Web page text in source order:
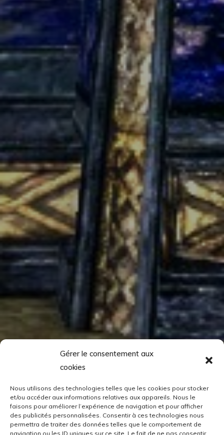
Gérer le consentement aux
cookies
Nous utilisons des technologies telles que les cookies pour stocker
et/ou accéder aux informations relatives aux appareils. Nous le
faisons pour améliorer l’expérience de navigation et pour afficher
des publicités personnalisées. Consentir à ces technologies nous
permettra de traiter des données telles que le comportement de
navigation ou les ID uniques sur ce site. Le fait de ne pas consentir